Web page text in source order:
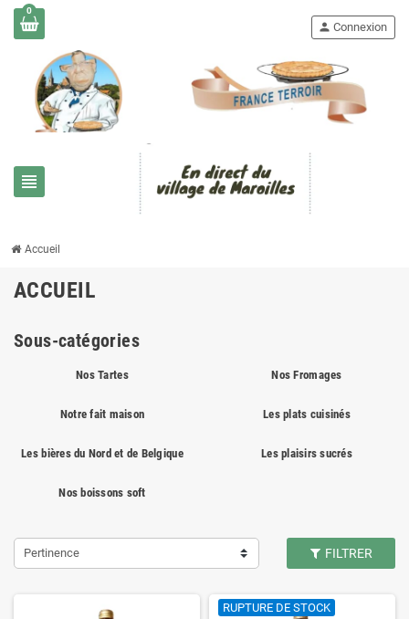
0
view_headline
person Connexion
Accueil
ACCUEIL
Sous-catégories
Nos Tartes Nos Fromages
Notre fait maison Les plats cuisinés
Les bières du Nord et de Belgique Les plaisirs sucrés
Nos boissons soft
Pertinence FILTRER
RUPTURE DE STOCK